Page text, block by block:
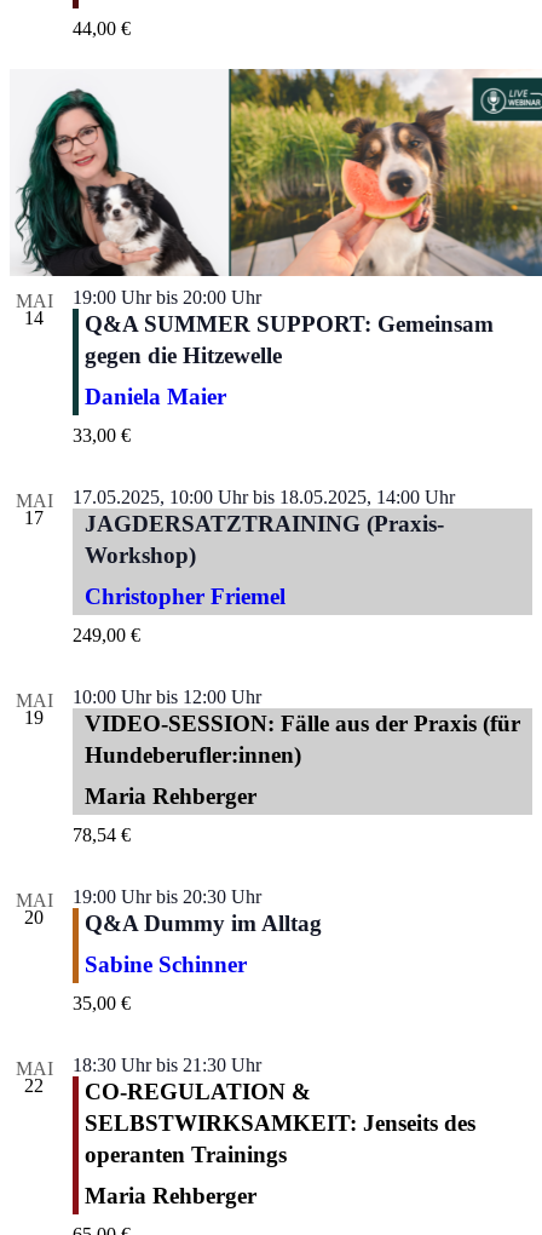
44,00 €
MAI
14
19:00 Uhrbis 20:00 Uhr
Q&A SUMMER SUPPORT: Gemeinsam
gegen die Hitzewelle
Daniela Maier
33,00 €
MAI
17
17.05.2025, 10:00 Uhrbis 18.05.2025, 14:00 Uhr
JAGDERSATZTRAINING (Praxis-
Workshop)
Christopher Friemel
249,00 €
MAI
19
10:00 Uhrbis 12:00 Uhr
VIDEO-SESSION: Fälle aus der Praxis (für
Hundeberufler:innen)
Maria Rehberger
78,54 €
MAI
20
19:00 Uhrbis 20:30 Uhr
Q&A Dummy im Alltag
Sabine Schinner
35,00 €
MAI
22
18:30 Uhrbis 21:30 Uhr
CO-REGULATION &
SELBSTWIRKSAMKEIT: Jenseits des
operanten Trainings
Maria Rehberger